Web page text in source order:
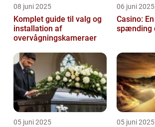
08 juni 2025
Komplet guide til valg og
installation af
overvågningskameraer
06 juni 2025
Casino:
spænding
05 juni 2025 05 juni 2025